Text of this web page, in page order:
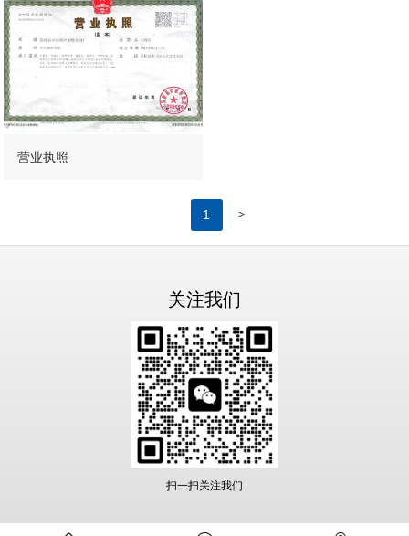
营业执照
1 >
关注我们
扫一扫关注我们